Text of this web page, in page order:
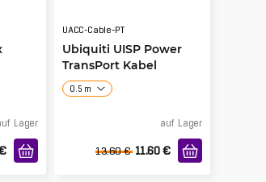
Lager
UACC-Cable-PT
Ubiquiti UISP Power
TransPort Kabel
0.5 m
auf Lager
13.60 € 11.60 €